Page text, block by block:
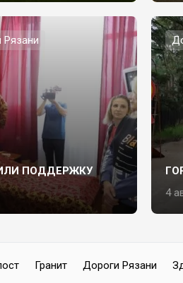
Рязани
ПОДДЕРЖКУ
4
Гранит Дороги Рязани